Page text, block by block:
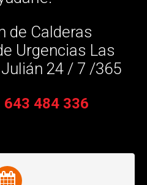
de Calderas
Urgencias Las
24 / 7 /365
643 484 336